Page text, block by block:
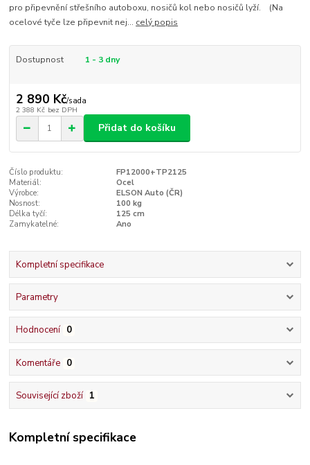
pro připevnění střešního autoboxu, nosičů kol nebo nosičů lyží. (Na
ocelové tyče lze připevnit nej... celý popis
Dostupnost 1 - 3 dny
2 890 Kč/sada
2 388 Kč bez DPH
Přidat do košíku
Číslo produktu:
FP12000+TP2125
Materiál:
Ocel
Výrobce:
ELSON Auto (ČR)
Nosnost:
100 kg
Délka tyčí:
125 cm
Zamykatelné:
Ano
Kompletní specifikace
Parametry
Hodnocení 0
Komentáře 0
Související zboží 1
Kompletní specifikace